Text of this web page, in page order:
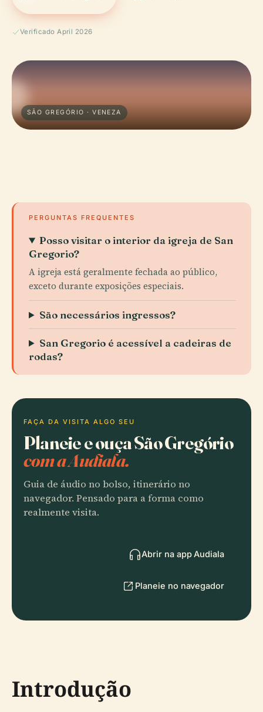
Verificado April 2026
SÃO GREGÓRIO · VENEZA
PERGUNTAS FREQUENTES
Posso visitar o interior da igreja de San
Gregorio?
A igreja está geralmente fechada ao público,
exceto durante exposições especiais.
São necessários ingressos?
San Gregorio é acessível a cadeiras de
rodas?
FAÇA DA VISITA ALGO SEU
Planeie e ouça São Gregório
com a Audiala.
Guia de áudio no bolso, itinerário no
navegador. Pensado para a forma como
realmente visita.
Abrir na app Audiala
Planeie no navegador
Introdução